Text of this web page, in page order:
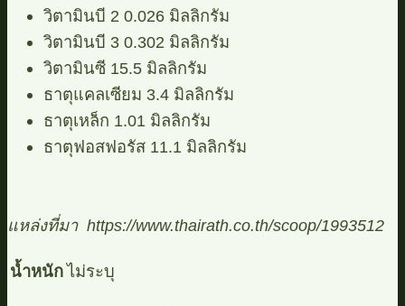
วิตามินบี 2 0.026 มิลลิกรัม
วิตามินบี 3 0.302 มิลลิกรัม
วิตามินซี 15.5 มิลลิกรัม
ธาตุแคลเซียม 3.4 มิลลิกรัม
ธาตุเหล็ก 1.01 มิลลิกรัม
ธาตุฟอสฟอรัส 11.1 มิลลิกรัม
แหล่งที่มา https://www.thairath.co.th/scoop/1993512
น้ำหนักไม่ระบุ